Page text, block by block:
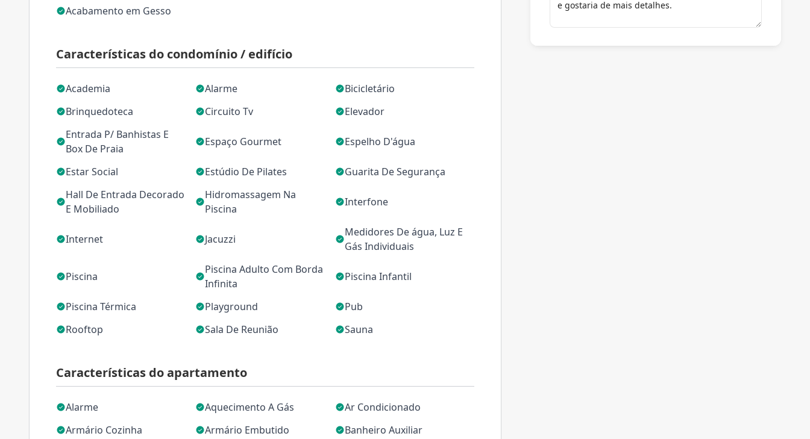
Acabamento em Gesso
Características do condomínio / edifício
Academia Alarme
Bicicletário
Brinquedoteca
Circuito Tv
Elevador
Entrada P/ Banhistas E
Box De Praia
Espaço Gourmet Espelho D'água
Estar Social Estúdio De Pilates
Guarita De Segurança
Hall De Entrada Decorado
E Mobiliado
Hidromassagem Na
Piscina
Interfone
Internet Jacuzzi
Medidores De água, Luz E
Gás Individuais
Piscina
Piscina Adulto Com Borda
Infinita
Piscina Infantil
Piscina Térmica Playground
Pub
Rooftop
Sala De Reunião Sauna
Características do apartamento
Alarme Aquecimento A Gás
Ar Condicionado
Armário Cozinha
Armário Embutido
Banheiro Auxiliar